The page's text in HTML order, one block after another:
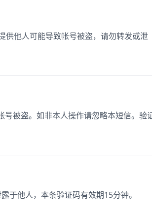
供他人可能导致帐号被盗，请勿转发或泄
号被盗。如非本人操作请忽略本短信。验
于他人，本条验证码有效期15分钟。